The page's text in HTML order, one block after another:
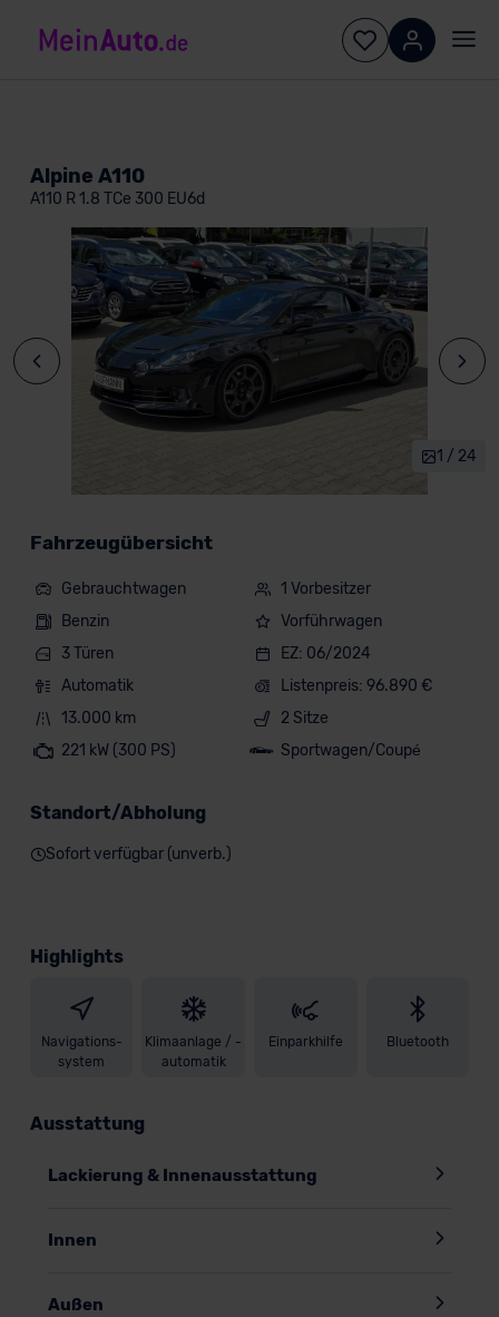
Alpine A110
A110 R 1.8 TCe 300 EU6d
1 / 24
Fahrzeugübersicht
Gebrauchtwagen
1 Vorbesitzer
Benzin
Vorführwagen
3 Türen
EZ: 06/2024
Automatik
Listenpreis: 96.890 €
13.000 km
2 Sitze
221 kW (300 PS)
Sportwagen/Coupé
Standort/Abholung
Sofort verfügbar (unverb.)
Highlights
Navigations-
system
Klimaanlage / -
automatik
Einparkhilfe Bluetooth
Ausstattung
Lackierung & Innenausstattung
Innen
Außen